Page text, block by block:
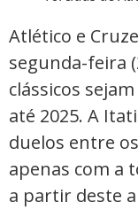
Atlético e
segunda-feira
clássicos
até 2025. A
duelos entre
apenas com a
a partir deste